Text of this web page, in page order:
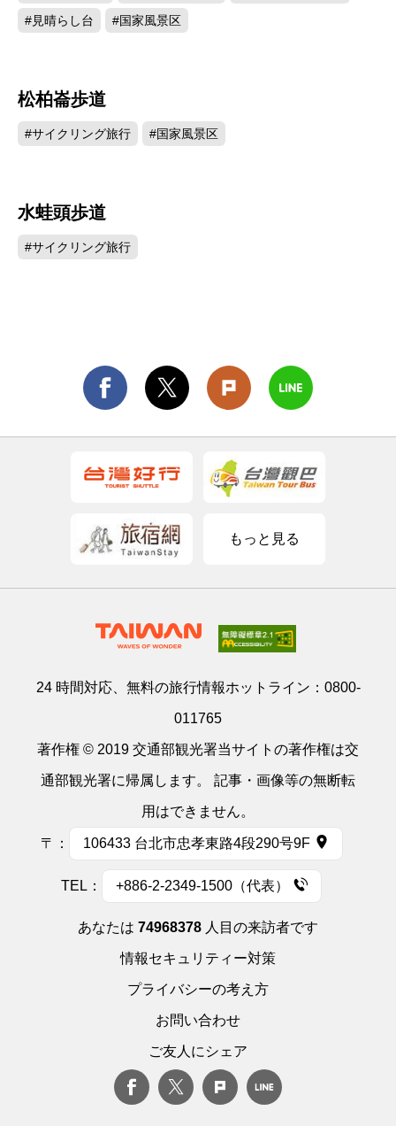
#見晴らし台 #国家風景区
松柏崙歩道
#サイクリング旅行 #国家風景区
水蛙頭歩道
#サイクリング旅行
もっと見る
24 時間対応、無料の旅行情報ホットライン： 0800-
011765
著作権 © 2019 交通部観光署当サイトの著作権は交
通部観光署に帰属します。 記事・画像等の無断転
用はできません。
〒： 106433 台北市忠孝東路4段290号9F
TEL： +886-2-2349-1500（代表）
あなたは 74968378 人目の来訪者です
情報セキュリティー対策
プライバシーの考え方
お問い合わせ
ご友人にシェア